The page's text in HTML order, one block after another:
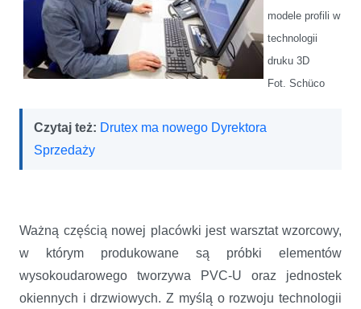
modele profili w
technologii
druku 3D
Fot. Schüco
Czytaj też: Drutex ma nowego Dyrektora
Sprzedaży
Ważną częścią nowej placówki jest warsztat wzorcowy,
w którym produkowane są próbki elementów
wysokoudarowego tworzywa PVC-U oraz jednostek
okiennych i drzwiowych. Z myślą o rozwoju technologii